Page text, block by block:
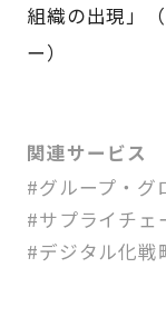
組織の出現」
ー）
関連サービス
#グループ・グ
#サプライチェ
#デジタル化戦